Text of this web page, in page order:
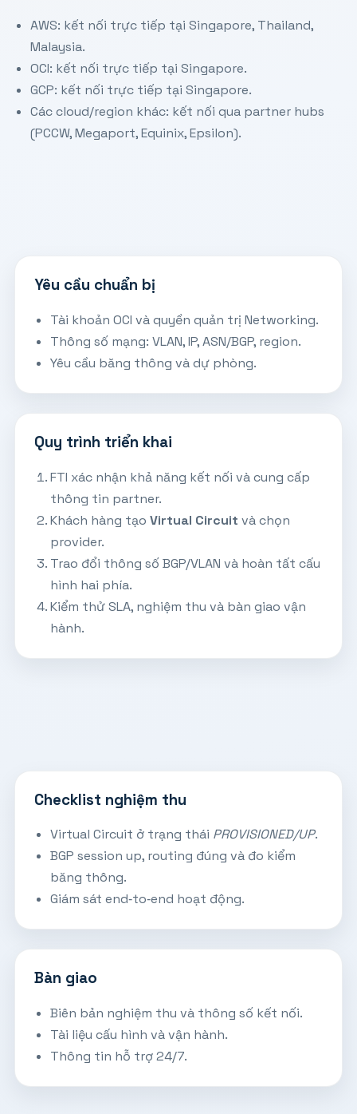
AWS: kết nối trực tiếp tại Singapore, Thailand,
Malaysia.
OCI: kết nối trực tiếp tại Singapore.
GCP: kết nối trực tiếp tại Singapore.
Các cloud/region khác: kết nối qua partner hubs
(PCCW, Megaport, Equinix, Epsilon).
Yêu cầu chuẩn bị
Tài khoản OCI và quyền quản trị Networking.
Thông số mạng: VLAN, IP, ASN/BGP, region.
Yêu cầu băng thông và dự phòng.
Quy trình triển khai
FTI xác nhận khả năng kết nối và cung cấp
thông tin partner.
Khách hàng tạo Virtual Circuit và chọn
provider.
Trao đổi thông số BGP/VLAN và hoàn tất cấu
hình hai phía.
Kiểm thử SLA, nghiệm thu và bàn giao vận
hành.
Checklist nghiệm thu
Virtual Circuit ở trạng thái PROVISIONED/UP.
BGP session up, routing đúng và đo kiểm
băng thông.
Giám sát end‑to‑end hoạt động.
Bàn giao
Biên bản nghiệm thu và thông số kết nối.
Tài liệu cấu hình và vận hành.
Thông tin hỗ trợ 24/7.